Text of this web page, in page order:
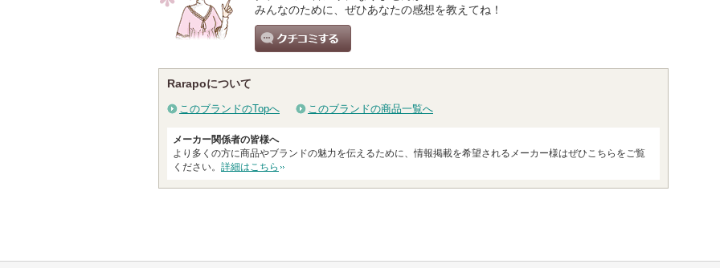
みんなのために、ぜひあなたの感想を教えてね！
Rarapoについて
このブランドのTopへ このブランドの商品一覧へ
メーカー関係者の皆様へ
より多くの方に商品やブランドの魅力を伝えるために、情報掲載を希望されるメーカー様はぜひこちらをご覧
ください。 詳細はこちら